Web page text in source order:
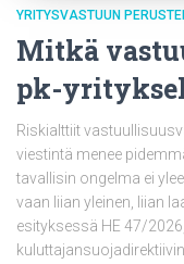
YRITYSVASTUUN
Mitkä
pk-
Riskialttiit
viestintä menee
tavallisin ongelma ei
vaan liian yleinen, liian
esityksessä HE 47/